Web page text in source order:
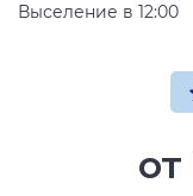
от
Выселение в 12:00